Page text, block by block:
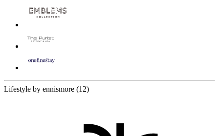
Lifestyle by ennismore 12 Partners
(12)